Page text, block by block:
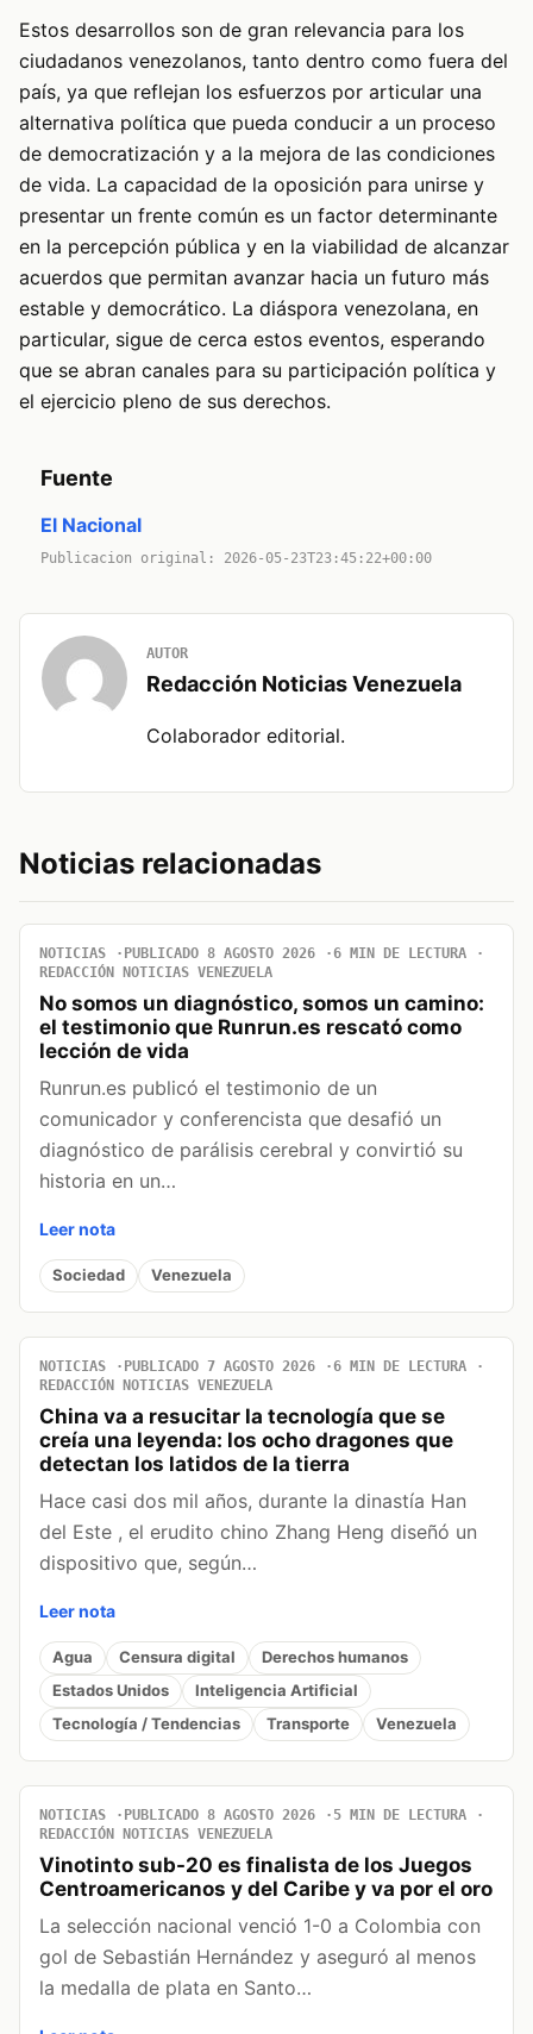
Estos desarrollos son de gran relevancia para los
ciudadanos venezolanos, tanto dentro como fuera del
país, ya que reflejan los esfuerzos por articular una
alternativa política que pueda conducir a un proceso
de democratización y a la mejora de las condiciones
de vida. La capacidad de la oposición para unirse y
presentar un frente común es un factor determinante
en la percepción pública y en la viabilidad de alcanzar
acuerdos que permitan avanzar hacia un futuro más
estable y democrático. La diáspora venezolana, en
particular, sigue de cerca estos eventos, esperando
que se abran canales para su participación política y
el ejercicio pleno de sus derechos.
Fuente
El Nacional
Publicacion original: 2026-05-23T23:45:22+00:00
AUTOR
Redacción Noticias Venezuela
Colaborador editorial.
Noticias relacionadas
NOTICIAS PUBLICADO 8 AGOSTO 2026
6 MIN DE LECTURA
REDACCIÓN NOTICIAS VENEZUELA
No somos un diagnóstico, somos un camino:
el testimonio que Runrun.es rescató como
lección de vida
Runrun.es publicó el testimonio de un
comunicador y conferencista que desafió un
diagnóstico de parálisis cerebral y convirtió su
historia en un…
Leer nota
Sociedad Venezuela
NOTICIAS PUBLICADO 7 AGOSTO 2026
6 MIN DE LECTURA
REDACCIÓN NOTICIAS VENEZUELA
China va a resucitar la tecnología que se
creía una leyenda: los ocho dragones que
detectan los latidos de la tierra
Hace casi dos mil años, durante la dinastía Han
del Este , el erudito chino Zhang Heng diseñó un
dispositivo que, según…
Leer nota
Agua Censura digital
Derechos humanos
Estados Unidos
Inteligencia Artificial
Tecnología / Tendencias
Transporte Venezuela
NOTICIAS PUBLICADO 8 AGOSTO 2026
5 MIN DE LECTURA
REDACCIÓN NOTICIAS VENEZUELA
Vinotinto sub-20 es finalista de los Juegos
Centroamericanos y del Caribe y va por el oro
La selección nacional venció 1-0 a Colombia con
gol de Sebastián Hernández y aseguró al menos
la medalla de plata en Santo…